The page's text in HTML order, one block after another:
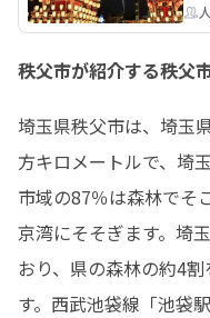
秩父市が紹介する秩父
埼玉県秩父市は、埼玉
方キロメートルで、埼
市域の87％は森林でそ
京湾にそそぎます。埼
おり、県の森林の約4
す。西武池袋線「池袋